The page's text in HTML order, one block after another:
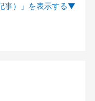
事）」を